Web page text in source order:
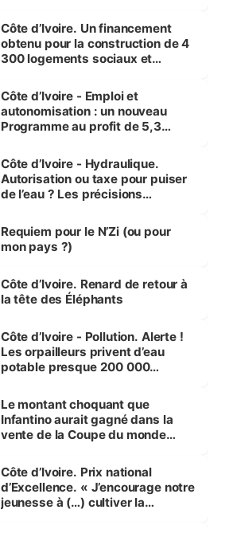
Côte d’Ivoire. Un financement
obtenu pour la construction de 4
300 logements sociaux et
et Yamoussoukro
Côte d’Ivoire - Emploi et
autonomisation : un nouveau
Programme au profit de 5,3
Côte d’Ivoire - Hydraulique.
Autorisation ou taxe pour puiser
de l’eau ? Les précisions
Requiem pour le N’Zi (ou pour
mon pays ?)
Côte d’Ivoire. Renard de retour à
la tête des Éléphants
Côte d’Ivoire - Pollution. Alerte !
Les orpailleurs privent d’eau
potable presque 200 000
Le montant choquant que
Infantino aurait gagné dans la
vente de la Coupe du monde
Côte d’Ivoire. Prix national
d’Excellence. « J’encourage notre
jeunesse à (…) cultiver la